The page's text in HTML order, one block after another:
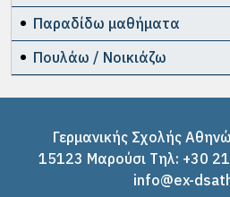
Παραδίδω μαθήματα
Πουλάω / Νοικιάζω
Γερμανικής Σχολής
15123 Μαρούσι Tηλ: +30
info@ex-